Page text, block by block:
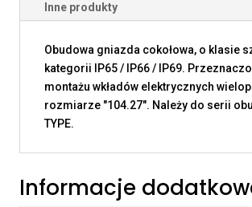
Inne produkty
Obudowa gniazda cokołowa, o klasie
kategorii IP65 / IP66 / IP69.
montażu wkładów elektrycznych
rozmiarze "104.27". Należy do serii
TYPE.
Informacje